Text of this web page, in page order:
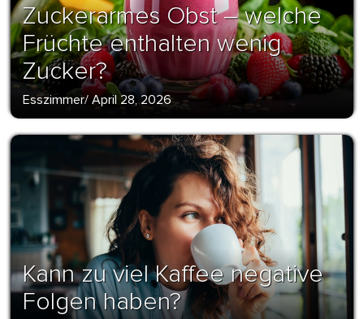
Zuckerarmes Obst – welche
Früchte enthalten wenig
Zucker?
Esszimmer/April 28, 2026
Kann zu viel Kaffee negative
Folgen haben?